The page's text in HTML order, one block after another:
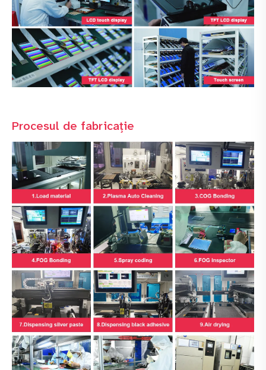
Procesul de fabricație